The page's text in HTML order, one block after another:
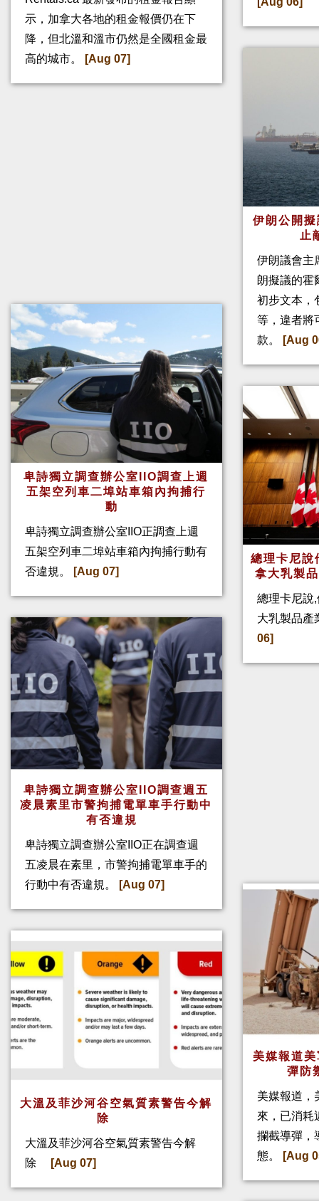
示，加拿大各地的租金報價仍在下
降，但北溫和溫市仍然是全國租金最
高的城市。
[Aug 07]
卑詩獨立調查辦公室IIO調查上週
五架空列車二埠站車箱內拘捕行
動
卑詩獨立調查辦公室IIO正調查上週
五架空列車二埠站車箱內拘捕行動有
否違規。
[Aug 07]
卑詩獨立調查辦公室IIO調查週五
凌晨素里市警拘捕電單車手行動中
有否違規
卑詩獨立調查辦公室IIO正在調查週
五凌晨在素里，市警拘捕電單車手的
行動中有否違規。
[Aug 07]
大溫及菲沙河谷空氣質素警告今解
除
大溫及菲沙河谷空氣質素警告今解
除
[Aug 07]
伊朗公開
止
伊朗議會主
朗擬議的霍
初步文本，
等，違者將
款。
[Aug
總理卡尼
拿大乳製
總理卡尼說
大乳製品產
06]
美媒報道
彈防
美媒報道，
來，已消耗
攔截導彈，
態。
[Aug